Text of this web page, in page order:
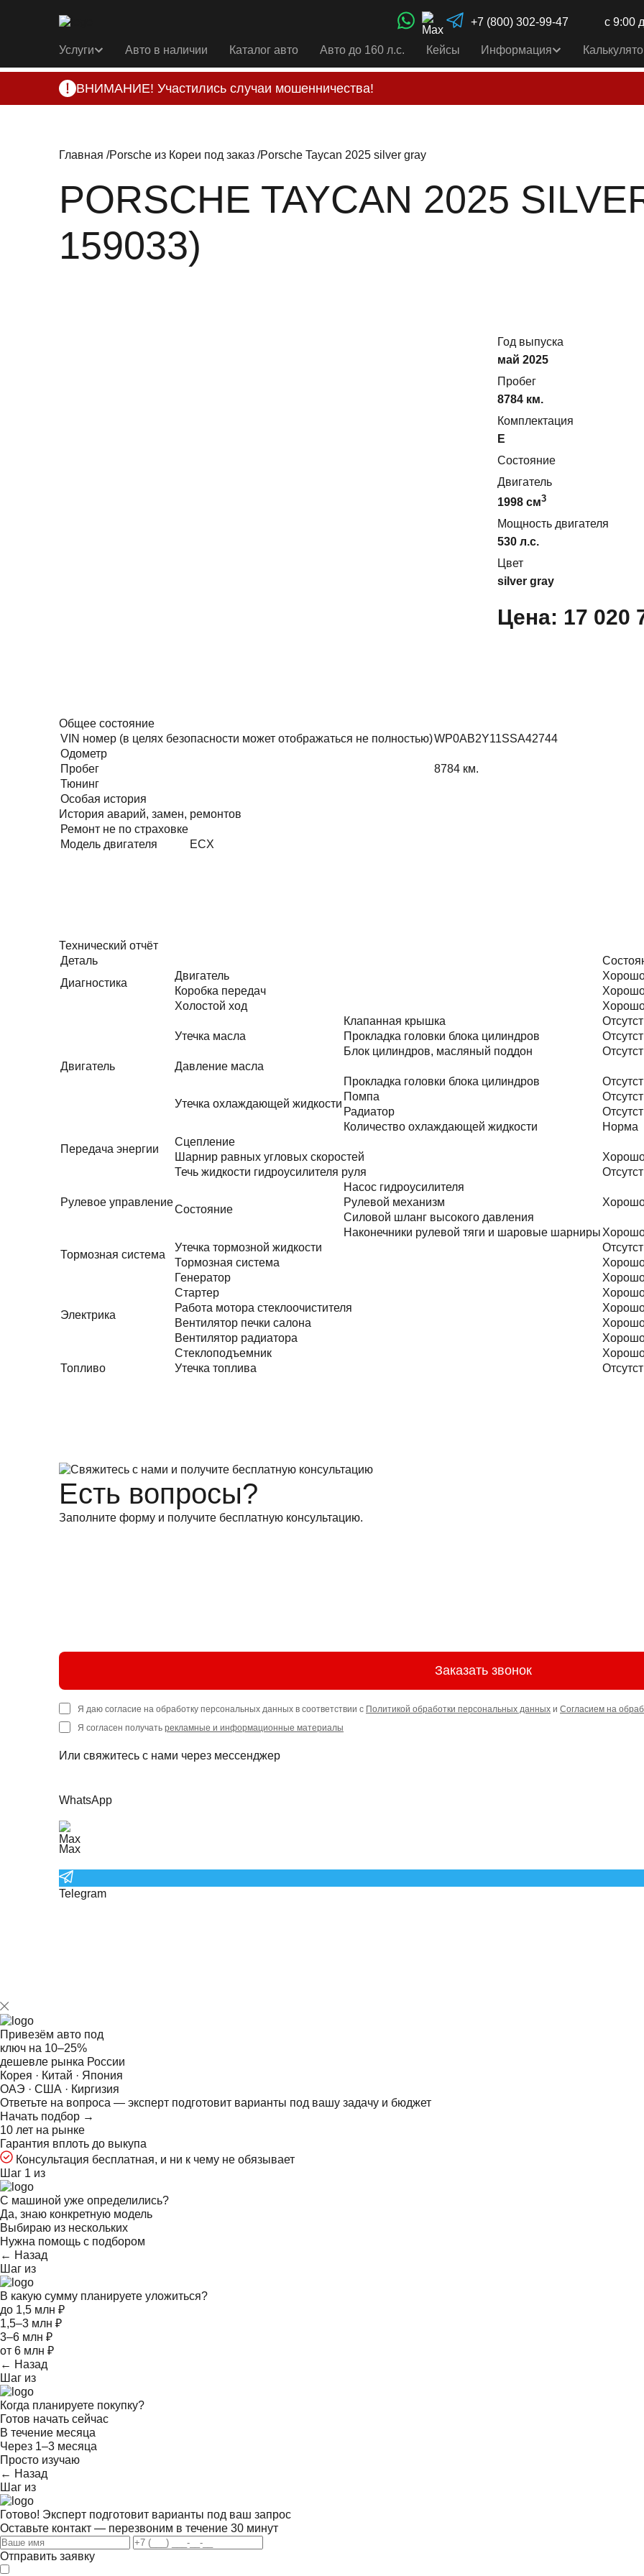
+7 (800) 302-99-47 с 9:00
Услуги Авто в наличии Каталог авто Авто до 160 л.с. Кейсы Информация
ВНИМАНИЕ! Участились случаи мошенничества!
Главная Porsche из Кореи под заказ Porsche Taycan 2025 silver gray
PORSCHE TAYCAN 2025
159033)
Год выпуска
май 2025
Пробег
8784 км.
Комплектация
E
Состояние
Двигатель
1998 cм3
Мощность двигателя
530 л.с.
Цвет
silver gray
Цена: 17 020
Общее состояние
VIN номер (в целях безопасности может отображаться не полностью)WP0AB2Y11SSA42744
Одометр
Пробег
8784 км.
Тюнинг
Особая история
История аварий, замен, ремонтов
Ремонт не по страховке
Модель двигателя
ECX
Технический отчёт
Деталь
Диагностика
Двигатель
Коробка передач
Двигатель
Холостой ход
Утечка масла
Клапанная крышка
Прокладка головки блока цилиндров
Блок цилиндров, масляный поддон
Давление масла
Утечка охлаждающей жидкости
Прокладка головки блока цилиндров
Помпа
Радиатор
Количество охлаждающей жидкости
Норма
Передача энергии
Сцепление
Шарнир равных угловых скоростей
Рулевое управление
Течь жидкости гидроусилителя руля
Состояние
Насос гидроусилителя
Рулевой механизм
Силовой шланг высокого давления
Наконечники рулевой тяги и шаровые шарниры
Тормозная система
Утечка тормозной жидкости
Тормозная система
Электрика
Генератор
Стартер
Работа мотора стеклоочистителя
Вентилятор печки салона
Вентилятор радиатора
Стеклоподъемник
Топливо
Утечка топлива
Есть вопросы?
Заполните форму и получите бесплатную консультацию.
Заказать звонок
Я даю согласие на обработку персональных данных в соответствии с Политикой обработки персональных данных и Согласием на
Я согласен получать рекламные и информационные материалы
Или свяжитесь с нами через мессенджер
WhatsApp
Max
Telegram
Привезём авто под
ключ на 10–25%
дешевле рынка России
Корея · Китай · Япония
ОАЭ · США · Киргизия
Ответьте на вопроса — эксперт подготовит варианты под вашу задачу и бюджет
Начать подбор →
10 лет на рынке
Гарантия вплоть до выкупа
Консультация бесплатная, и ни к чему не обязывает
Шаг 1 из
С машиной уже определились?
Да, знаю конкретную модель
Выбираю из нескольких
Нужна помощь с подбором
← Назад
Шаг из
В какую сумму планируете уложиться?
до 1,5 млн ₽
1,5–3 млн ₽
3–6 млн ₽
от 6 млн ₽
← Назад
Шаг из
Когда планируете покупку?
Готов начать сейчас
В течение месяца
Через 1–3 месяца
Просто изучаю
← Назад
Шаг из
Готово! Эксперт подготовит варианты под ваш запрос
Оставьте контакт — перезвоним в течение 30 минут
Отправить заявку